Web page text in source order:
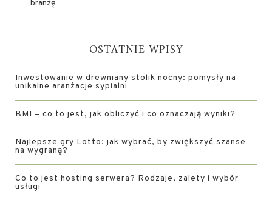
branżę
OSTATNIE WPISY
Inwestowanie w drewniany stolik nocny: pomysły na
unikalne aranżacje sypialni
BMI – co to jest, jak obliczyć i co oznaczają wyniki?
Najlepsze gry Lotto: jak wybrać, by zwiększyć szanse
na wygraną?
Co to jest hosting serwera? Rodzaje, zalety i wybór
usługi